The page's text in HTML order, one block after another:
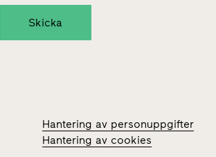
Hantering av personuppgifter
Hantering av cookies